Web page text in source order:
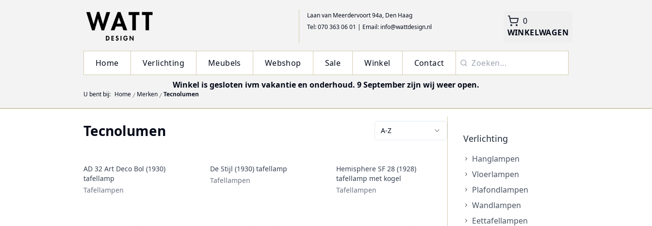
Laan van Meerdervoort 94a, Den Haag
Tel: 070 363 06 01 | Email: info@wattdesign.nl
0
WINKELWAGEN
Home Verlichting Meubels Webshop Sale Winkel Contact
Winkel is gesloten ivm vakantie en onderhoud. 9 September zijn wij weer open.
U bent bij: Home Merken Tecnolumen
Tecnolumen A-Z
AD 32 Art Deco Bol (1930)
tafellamp
Tafellampen
De Stijl (1930) tafellamp
Tafellampen
Hemisphere SF 28 (1928)
tafellamp met kogel
Tafellampen
Verlichting
Hanglampen
Vloerlampen
Plafondlampen
Wandlampen
Eettafellampen